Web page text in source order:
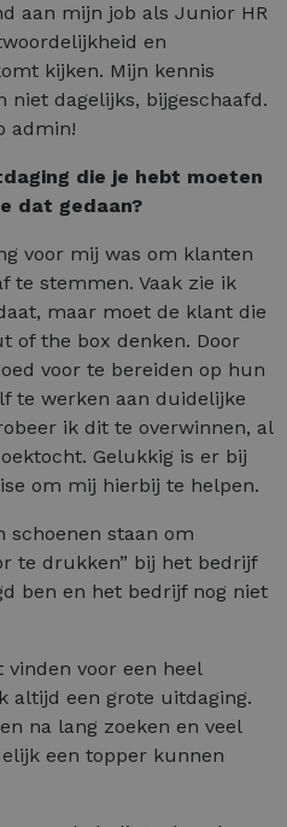
aan mijn job als Junior HR
en
kijken. Mijn kennis
niet dagelijks, bijgeschaafd.
admin!
die je hebt moeten
dat gedaan?
voor mij was om klanten
te stemmen. Vaak zie ik
maar moet de klant die
of the box denken. Door
voor te bereiden op hun
te werken aan duidelijke
ik dit te overwinnen, al
Gelukkig is er bij
om mij hierbij te helpen.
schoenen staan om
te drukken” bij het bedrijf
ben en het bedrijf nog niet
vinden voor een heel
altijd een grote uitdaging.
na lang zoeken en veel
een topper kunnen